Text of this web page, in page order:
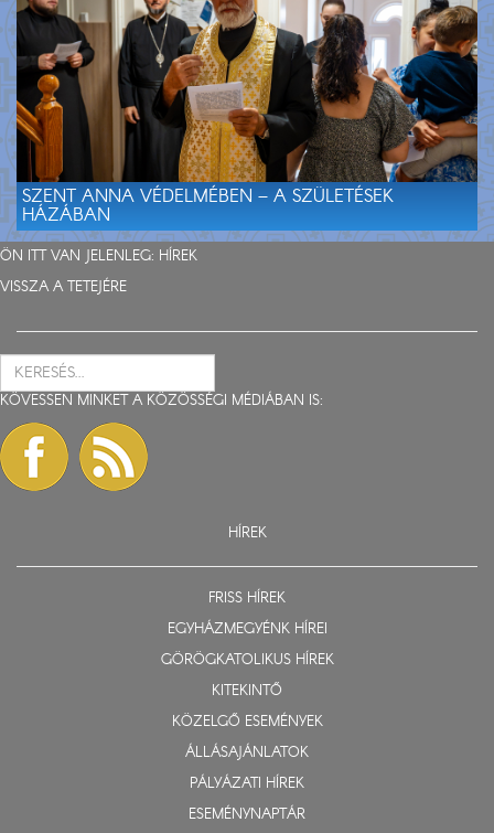
SZENT ANNA VÉDELMÉBEN – A SZÜLETÉSEK
HÁZÁBAN
ÖN ITT VAN JELENLEG: HÍREK
VISSZA A TETEJÉRE
KÖVESSEN MINKET A KÖZÖSSÉGI MÉDIÁBAN IS:
HÍREK
FRISS HÍREK
EGYHÁZMEGYÉNK HÍREI
GÖRÖGKATOLIKUS HÍREK
KITEKINTŐ
KÖZELGŐ ESEMÉNYEK
ÁLLÁSAJÁNLATOK
PÁLYÁZATI HÍREK
ESEMÉNYNAPTÁR